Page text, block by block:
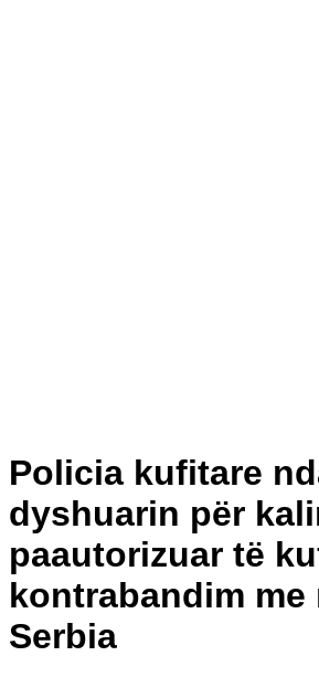
Policia kufitare
dyshuarin për
paautorizuar të
kontrabandim me
Serbia